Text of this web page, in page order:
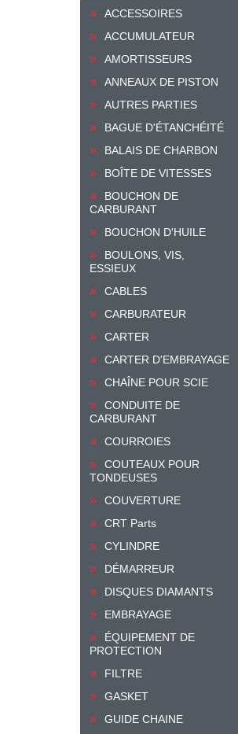
ACCESSOIRES
ACCUMULATEUR
AMORTISSEURS
ANNEAUX DE PISTON
AUTRES PARTIES
BAGUE D'ÉTANCHÉITÉ
BALAIS DE CHARBON
BOÎTE DE VITESSES
BOUCHON DE
CARBURANT
BOUCHON D'HUILE
BOULONS, VIS,
ESSIEUX
CABLES
CARBURATEUR
CARTER
CARTER D'EMBRAYAGE
CHAÎNE POUR SCIE
CONDUITE DE
CARBURANT
COURROIES
COUTEAUX POUR
TONDEUSES
COUVERTURE
CRT Parts
CYLINDRE
DÉMARREUR
DISQUES DIAMANTS
EMBRAYAGE
ÉQUIPEMENT DE
PROTECTION
FILTRE
GASKET
GUIDE CHAINE